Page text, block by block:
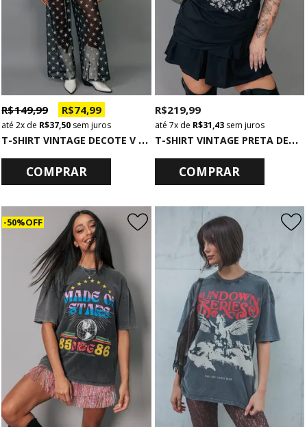
T
-SHIRT VINTAGE DECOTE V BÁSICA ESTONADA
R$ 149,99 R$ 74,99
2x de R$ 37,50 sem juros
COMPRAR
T
-SHIRT VINTAGE PRETA DECOTE V COM CORRENTES EAGLE
R$ 219,99
7xde R$ 31,43sem juros
COMPRAR
50% OFF